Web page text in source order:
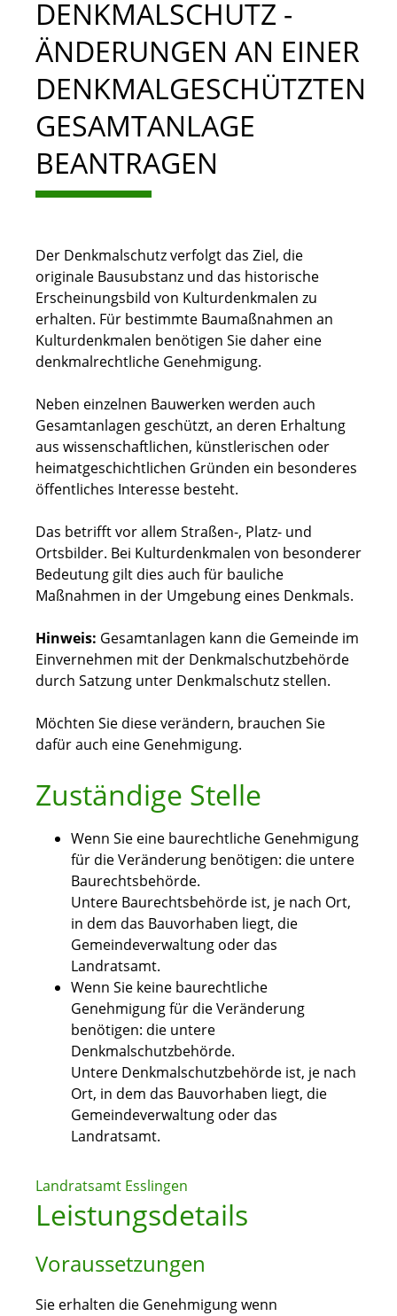
DENKMALSCHUTZ -
ÄNDERUNGEN AN EINER
DENKMALGESCHÜTZTEN
GESAMTANLAGE
BEANTRAGEN
Der Denkmalschutz verfolgt das Ziel, die
originale Bausubstanz und das historische
Erscheinungsbild von Kulturdenkmalen zu
erhalten. Für bestimmte Baumaßnahmen an
Kulturdenkmalen benötigen Sie daher eine
denkmalrechtliche Genehmigung.
Neben einzelnen Bauwerken werden auch
Gesamtanlagen geschützt, an deren Erhaltung
aus wissenschaftlichen, künstlerischen oder
heimatgeschichtlichen Gründen ein besonderes
öffentliches Interesse besteht.
Das betrifft vor allem Straßen-, Platz- und
Ortsbilder. Bei Kulturdenkmalen von besonderer
Bedeutung gilt dies auch für bauliche
Maßnahmen in der Umgebung eines Denkmals.
Hinweis: Gesamtanlagen kann die Gemeinde im
Einvernehmen mit der Denkmalschutzbehörde
durch Satzung unter Denkmalschutz stellen.
Möchten Sie diese verändern, brauchen Sie
dafür auch eine Genehmigung.
Zuständige Stelle
Wenn Sie eine baurechtliche Genehmigung
für die Veränderung benötigen: die untere
Baurechtsbehörde.
Untere Baurechtsbehörde ist, je nach Ort,
in dem das Bauvorhaben liegt, die
Gemeindeverwaltung oder das
Landratsamt.
Wenn Sie keine baurechtliche
Genehmigung für die Veränderung
benötigen: die untere
Denkmalschutzbehörde.
Untere Denkmalschutzbehörde ist, je nach
Ort, in dem das Bauvorhaben liegt, die
Gemeindeverwaltung oder das
Landratsamt.
Landratsamt Esslingen
Leistungsdetails
Voraussetzungen
Sie erhalten die Genehmigung wenn